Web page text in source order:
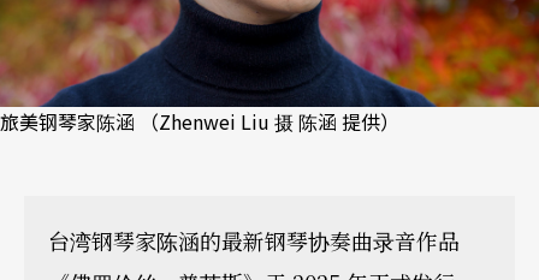
旅美钢琴家陈涵 （Zhenwei Liu 摄 陈涵 提供）
台湾钢琴家陈涵的最新钢琴协奏曲录音作品